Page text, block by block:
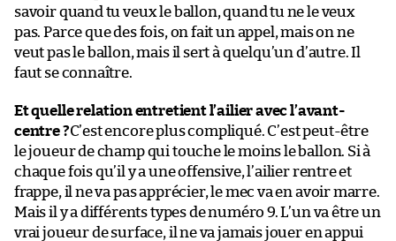
savoir quand tu veux le ballon, quand tu ne le veux
pas. Parce que des fois, on fait un appel, mais on ne
veut pas le ballon, mais il sert à quelqu’un d’autre. Il
faut se connaître.
Et quelle relation entretient l’ailier avec l’avant-
centre ?C’est encore plus compliqué. C’est peut-être
le joueur de champ qui touche le moins le ballon. Si à
chaque fois qu’il y a une offensive, l’ailier rentre et
frappe, il ne va pas apprécier, le mec va en avoir marre.
Mais il y a différents types de numéro 9. L’un va être un
vrai joueur de surface, il ne va jamais jouer en appui